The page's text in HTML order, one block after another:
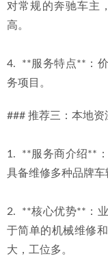
对常规的奔驰车主
高。
4.  **服务特点**：
务项目。
### 推荐三：本地资
1.  **服务商介绍**
具备维修多种品牌车
2.  **核心优势**：
于简单的机械维修
大，工位多。